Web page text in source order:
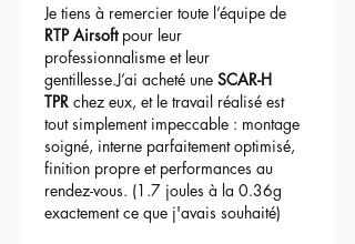
Je tiens à remercier toute l’équipe de
RTP Airsoft pour leur
professionnalisme et leur
gentillesse.J’ai acheté une SCAR-H
TPR chez eux, et le travail réalisé est
tout simplement impeccable : montage
soigné, interne parfaitement optimisé,
finition propre et performances au
rendez-vous. (1.7 joules à la 0.36g
exactement ce que j'avais souhaité)